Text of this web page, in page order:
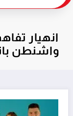
انهيار
واشنطن